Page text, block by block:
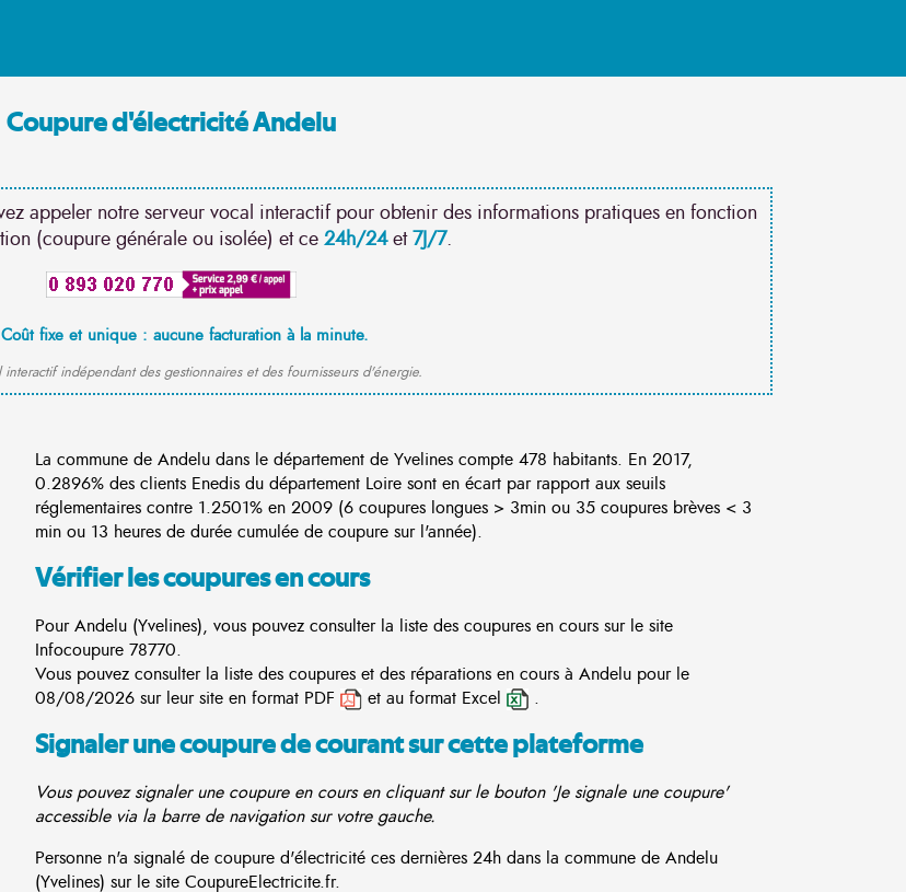
Coupure d'électricité Andelu
appeler notre serveur vocal interactif pour obtenir des informations pratiques en fonction
(coupure générale ou isolée) et ce 24h/24et7J/7.
Coût fixe et unique : aucune facturation à la minute.
interactif indépendant des gestionnaires et des fournisseurs d'énergie.
La commune de Andelu dans le département de Yvelines compte 478 habitants. En 2017,
0.2896% des clients Enedis du département Loire sont en écart par rapport aux seuils
réglementaires contre 1.2501% en 2009 (6 coupures longues > 3min ou 35 coupures brèves < 3
min ou 13 heures de durée cumulée de coupure sur l'année).
Vérifier les coupures en cours
Pour Andelu (Yvelines), vous pouvez consulter la liste des coupures en cours sur le site
Infocoupure 78770.
Vous pouvez consulter la liste des coupures et des réparations en cours à Andelu pour le
08/08/2026 sur leur site en format PDF
et au format Excel .
Signaler une coupure de courant sur cette plateforme
Vous pouvez signaler une coupure en cours en cliquant sur le bouton 'Je signale une coupure'
accessible via la barre de navigation sur votre gauche.
Personne n'a signalé de coupure d'électricité ces dernières 24h dans la commune de Andelu
(Yvelines) sur le site CoupureElectricite.fr.